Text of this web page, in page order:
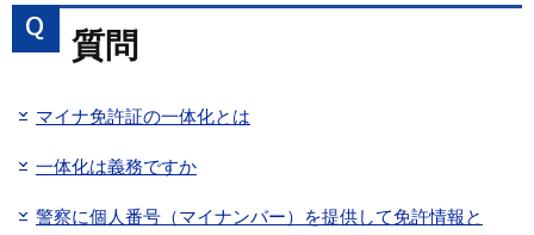
質問
マイナ免許証の一体化とは
一体化は義務ですか
警察に個人番号（マイナンバー）を提供して免許情報と